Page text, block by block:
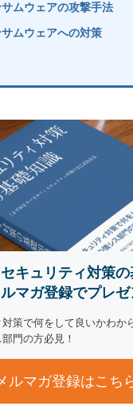
ムウェアの攻撃手法
ムウェアへの対策
キュリティ対策の
マガ登録でプレゼ
策で何をして良いかわか
門の方必見！
ルマガ登録はこち